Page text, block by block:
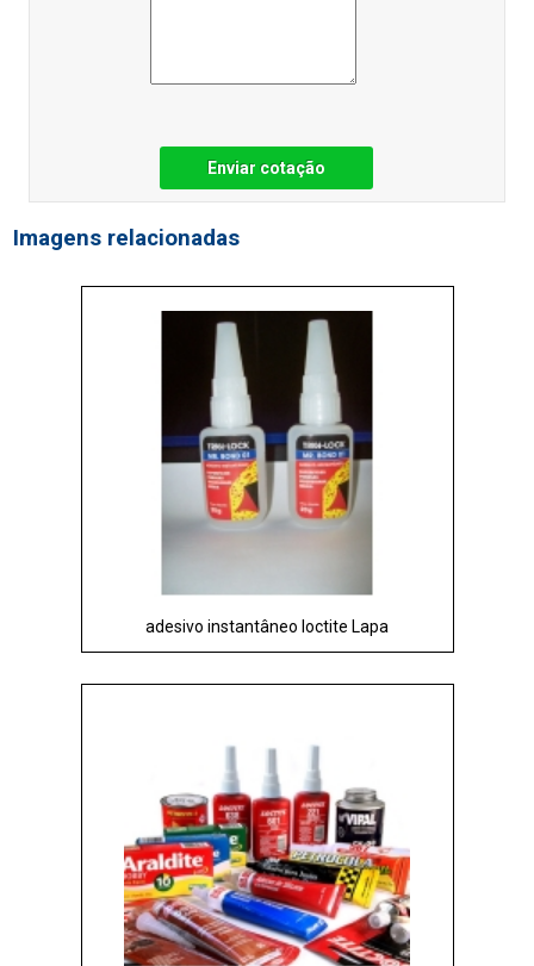
Enviar cotação
Imagens relacionadas
adesivo instantâneo loctite Lapa